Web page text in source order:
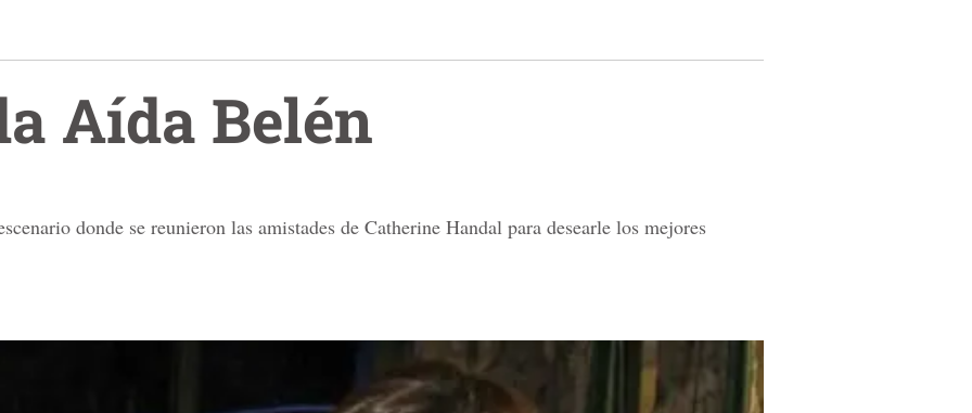
Aída Belén
donde se reunieron las amistades de Catherine Handal para desearle los mejores